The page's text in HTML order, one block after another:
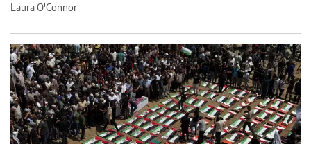
Laura O'Connor